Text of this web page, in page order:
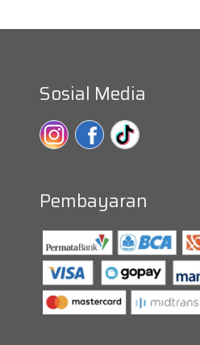
Sosial Media
Pembayaran